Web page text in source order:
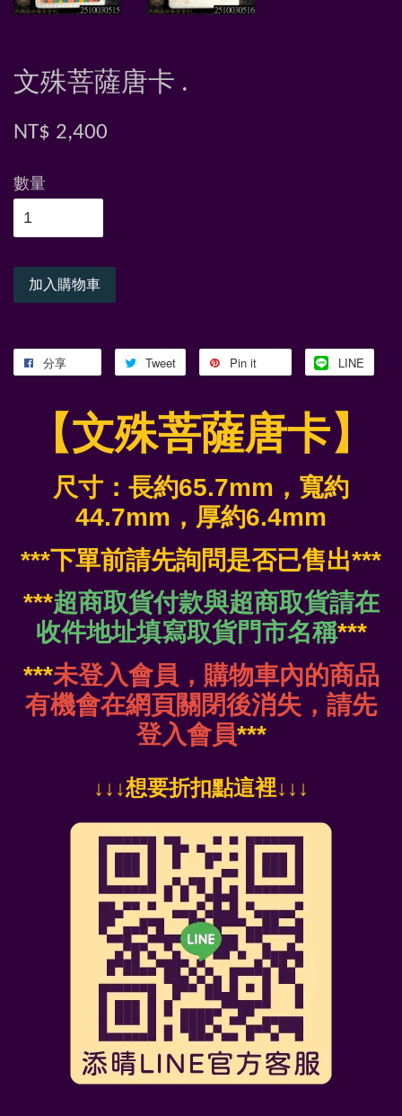
文殊菩薩唐卡 .
NT$ 2,400
數量
加入購物車
分享 Tweet Pin it LINE
【文殊菩薩唐卡】
尺寸：長約65.7mm，寬約
44.7mm ，厚約6.4mm
***下單前請先詢問是否已售出***
***超商取貨付款與超商取貨請在
收件地址填寫取貨門市名稱***
***未登入會員，購物車內的商品
有機會在網頁關閉後消失，請先
登入會員***
↓ ↓↓想要折扣點這裡↓↓↓